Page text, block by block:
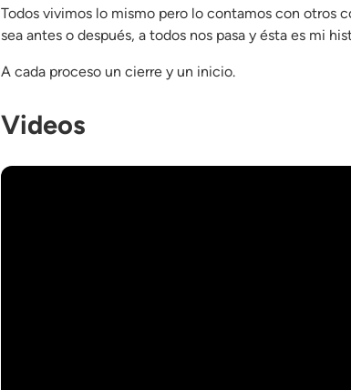
Todos vivimos lo mismo pero lo contamos con otros
sea antes o después, a todos nos pasa y ésta es mi
A cada proceso un cierre y un inicio.
Videos